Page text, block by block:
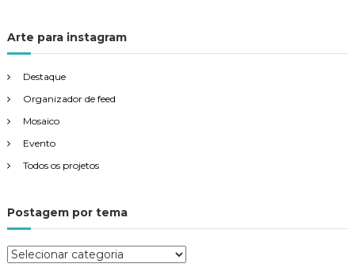
Arte para instagram
Destaque
Organizador de feed
Mosaico
Evento
Todos os projetos
Postagem por tema
P